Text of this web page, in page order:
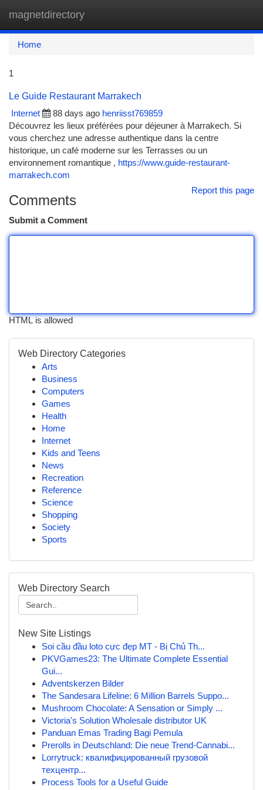
magnetdirectory
Home
1
Le Guide Restaurant Marrakech
Internet
88 days ago henriisst769859
Découvrez les lieux préférées pour déjeuner à Marrakech. Si
vous cherchez une adresse authentique dans la centre
historique, un café moderne sur les Terrasses ou un
environnement romantique , https://www.guide-restaurant-
marrakech.com
Report this page
Comments
Submit a Comment
HTML is allowed
Web Directory Categories
Arts
Business
Computers
Games
Health
Home
Internet
Kids and Teens
News
Recreation
Reference
Science
Shopping
Society
Sports
Web Directory Search
New Site Listings
Soi cầu đầu loto cực đẹp MT - Bị Chủ Th...
PKVGames23: The Ultimate Complete Essential
Gui...
Adventskerzen Bilder
The Sandesara Lifeline: 6 Million Barrels Suppo...
Mushroom Chocolate: A Sensation or Simply ...
Victoria's Solution Wholesale distributor UK
Panduan Emas Trading Bagi Pemula
Prerolls in Deutschland: Die neue Trend-Cannabi...
Lorrytruck: квалифицированный грузовой
техцентр...
Process Tools for a Useful Guide